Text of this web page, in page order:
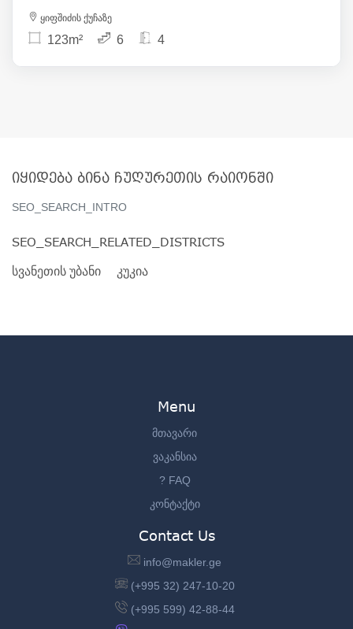
ყიფშიძის ქუჩაზე
123m² 6 4
იყიდება ბინა ჩუღურეთის რაიონში
SEO_SEARCH_INTRO
SEO_SEARCH_RELATED_DISTRICTS
სვანეთის უბანი კუკია
Menu
მთავარი
ვაკანსია
? FAQ
კონტაქტი
Contact Us
info@makler.ge
(+995 32) 247-10-20
(+995 599) 42-88-44